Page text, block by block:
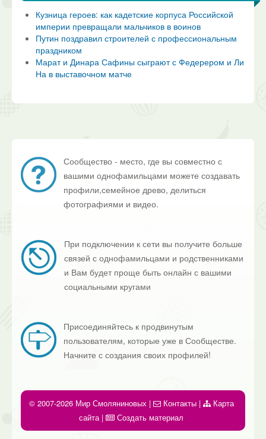
Кузница героев: как кадетские корпуса Российской
империи превращали мальчиков в воинов
Путин поздравил строителей с профессиональным
праздником
Марат и Динара Сафины сыграют с Федерером и Ли
На в выставочном матче
Сообщество - место, где вы совместно с
вашими однофамильцами можете создавать
профили,семейное древо, делиться
фотографиями и видео.
При подключении к сети вы получите больше
связей с однофамильцами и родственниками
и Вам будет проще быть онлайн с вашими
социальными кругами
Присоединяйтесь к продвинутым
пользователям, которые уже в Сообществе.
Начните с создания своих профилей!
© 2007-2026 Мир Смоляниновых | Контакты|
Карта
сайта| Создать материал